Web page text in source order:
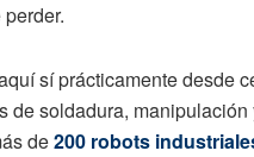
sí prácticamente desde
de soldadura, manipulación
de200 robots